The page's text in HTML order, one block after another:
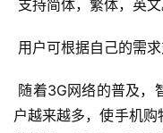
支持简体，繁体，英文
用户可根据自己的需
户越来越多，使手机